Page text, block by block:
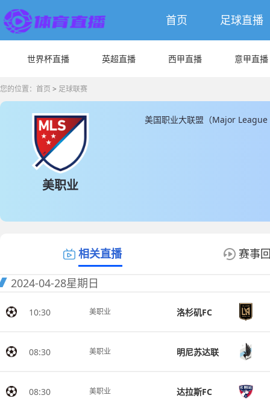
首页 足球直播
世界杯直播 英超直播 西甲直播 意甲直播
您的位置： 首页 > 足球联赛
美职业
美国职业大联盟（Major
相关直播 赛事
2024-04-28星期日
10:30 美职业 洛杉矶FC
08:30 美职业 明尼苏达联
08:30 美职业 达拉斯FC